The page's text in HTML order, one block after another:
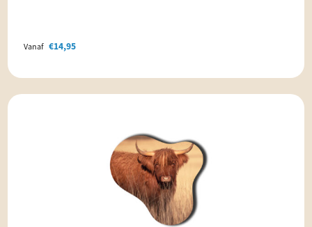
Vanaf €14,95